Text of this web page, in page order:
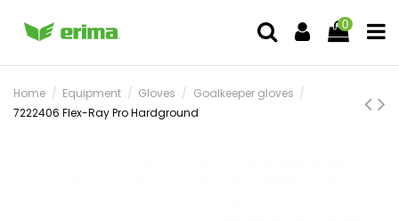
0
Home Equipment Gloves
Goalkeeper gloves
7222406 Flex-Ray Pro Hardground